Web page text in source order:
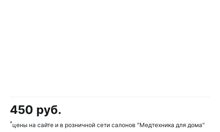
450 руб.
*цены на сайте и в розничной сети салонов "Медтехника для дома"